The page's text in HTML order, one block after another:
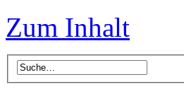
Zum Inhalt